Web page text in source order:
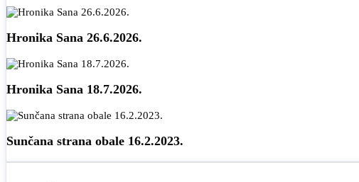
Hronika Sana 26.6.2026.
Hronika Sana 18.7.2026.
Sunčana strana obale 16.2.2023.